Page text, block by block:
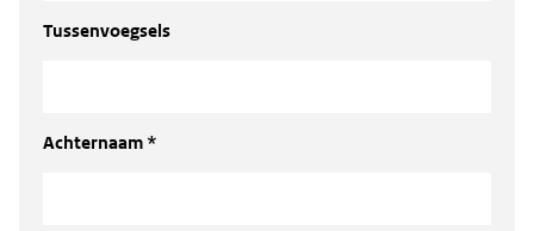
Tussenvoegsels
Achternaam *